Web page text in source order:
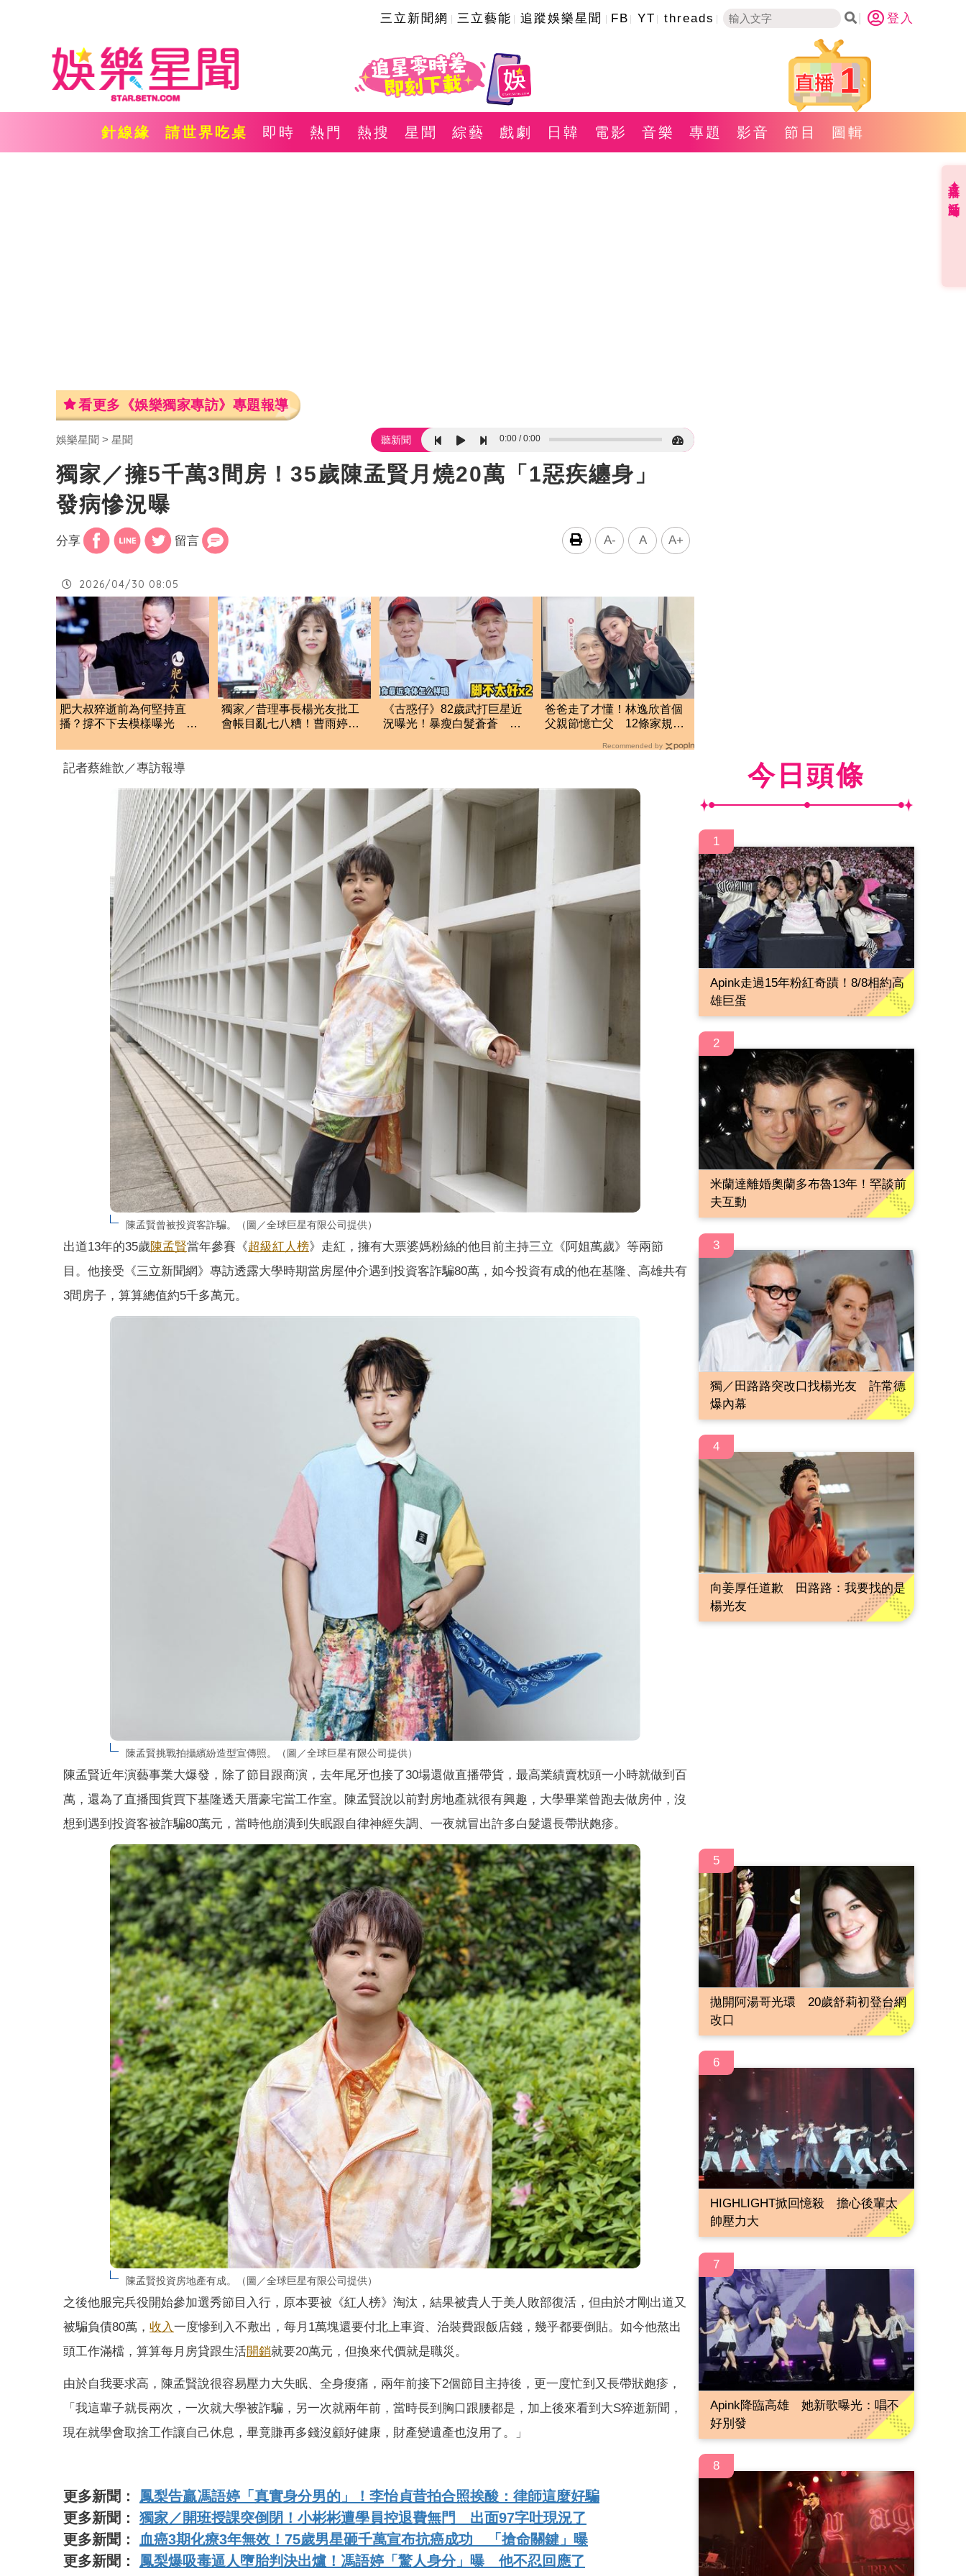
三立新聞網 三立藝能 追蹤娛樂星聞 FB YT threads 登入
1
針線緣 請世界吃桌 即時 熱門 熱搜 星聞 綜藝 戲劇 日韓 電影 音樂 專題 影音 節目 圖輯
看更多《娛樂獨家專訪》專題報導
娛樂星聞 星聞 聽新聞 0:00 0:00
獨家／擁5千萬3間房！35歲陳孟賢月燒20萬「1惡疾纏身」
發病慘況曝
分享 留言 A- A A+
2026/04/30 08:05
肥大叔猝逝前為何堅持直
播？撐不下去模樣曝光 網
獨家／昔理事長楊光友批工
會帳目亂七八糟！曹雨婷不
《古惑仔》82歲武打巨星近
況曝光！暴瘦白髮蒼蒼 本
爸爸走了才懂！林逸欣首個
父親節憶亡父 12條家規逼
Recommended by
記者蔡維歆／專訪報導
陳孟賢曾被投資客詐騙。（圖／全球巨星有限公司提供）
出道13年的35歲陳孟賢當年參賽《超級紅人榜》走紅，擁有大票婆媽粉絲的他目前主持三立《阿姐萬歲》等兩節
目。他接受《三立新聞網》專訪透露大學時期當房屋仲介遇到投資客詐騙80萬，如今投資有成的他在基隆、高雄共有
3間房子，算算總值約5千多萬元。
陳孟賢挑戰拍攝繽紛造型宣傳照。（圖／全球巨星有限公司提供）
陳孟賢近年演藝事業大爆發，除了節目跟商演，去年尾牙也接了30場還做直播帶貨，最高業績賣枕頭一小時就做到百
萬，還為了直播囤貨買下基隆透天厝豪宅當工作室。陳孟賢說以前對房地產就很有興趣，大學畢業曾跑去做房仲，沒
想到遇到投資客被詐騙80萬元，當時他崩潰到失眠跟自律神經失調、一夜就冒出許多白髮還長帶狀皰疹。
陳孟賢投資房地產有成。（圖／全球巨星有限公司提供）
之後他服完兵役開始參加選秀節目入行，原本要被《紅人榜》淘汰，結果被貴人于美人敗部復活，但由於才剛出道又
被騙負債80萬， 收入一度慘到入不敷出，每月1萬塊還要付北上車資、治裝費跟飯店錢，幾乎都要倒貼。如今他熬出
頭工作滿檔，算算每月房貸跟生活開銷就要20萬元，但換來代價就是職災。
由於自我要求高，陳孟賢說很容易壓力大失眠、全身痠痛，兩年前接下2個節目主持後，更一度忙到又長帶狀皰疹，
「我這輩子就長兩次，一次就大學被詐騙，另一次就兩年前，當時長到胸口跟腰都是，加上後來看到大S猝逝新聞，
現在就學會取捨工作讓自己休息，畢竟賺再多錢沒顧好健康，財產變遺產也沒用了。」
更多新聞： 鳳梨告贏馮語婷「真實身分男的」！李怡貞昔拍合照挨酸：律師這麼好騙
更多新聞： 獨家／開班授課突倒閉！小彬彬遭學員控退費無門 出面97字吐現況了
更多新聞：
血癌3期化療3年無效！75歲男星砸千萬宣布抗癌成功 「搶命關鍵」曝
更多新聞： 鳳梨爆吸毒逼人墮胎判決出爐！馮語婷「驚人身分」曝 他不忍回應了
今日頭條
1
Apink走過15年粉紅奇蹟！8/8相約高
雄巨蛋
2
米蘭達離婚奧蘭多布魯13年！罕談前
夫互動
3
獨／田路路突改口找楊光友 許常德
爆內幕
4
向姜厚任道歉 田路路：我要找的是
楊光友
5
拋開阿湯哥光環 20歲舒莉初登台網
改口
6
HIGHLIGHT掀回憶殺 擔心後輩太
帥壓力大
7
Apink降臨高雄 她新歌曝光：唱不
好別發
8
直播✦活動